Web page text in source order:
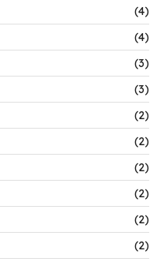
(4)
(4)
(3)
(3)
(2)
(2)
(2)
(2)
(2)
(2)